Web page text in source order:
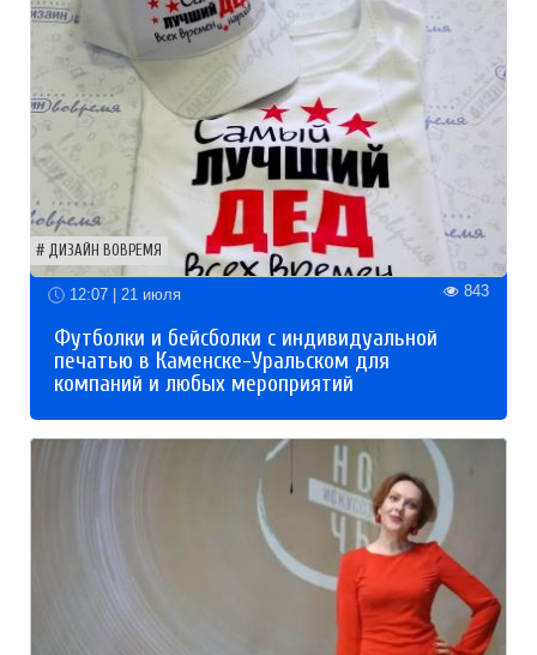
ДИЗАЙН ВОВРЕМЯ
12:07 | 21 июля 843
Футболки и бейсболки с индивидуальной
печатью в Каменске-Уральском для
компаний и любых мероприятий